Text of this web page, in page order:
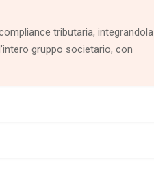
tributaria, integrandola
gruppo societario, con